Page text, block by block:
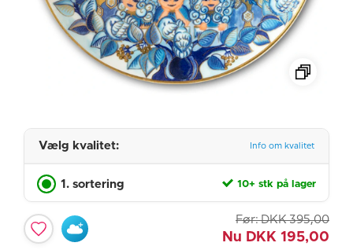
Vælg kvalitet: Info om kvalitet
1. sortering 10+ stk på lager
Før: DKK 395,00
Nu DKK 195,00